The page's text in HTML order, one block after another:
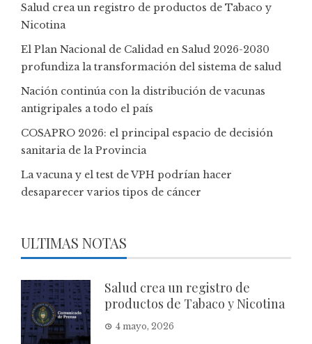
Salud crea un registro de productos de Tabaco y
Nicotina
El Plan Nacional de Calidad en Salud 2026-2030
profundiza la transformación del sistema de salud
Nación continúa con la distribución de vacunas
antigripales a todo el país
COSAPRO 2026: el principal espacio de decisión
sanitaria de la Provincia
La vacuna y el test de VPH podrían hacer
desaparecer varios tipos de cáncer
ULTIMAS NOTAS
Salud crea un registro de
productos de Tabaco y Nicotina
4 mayo, 2026